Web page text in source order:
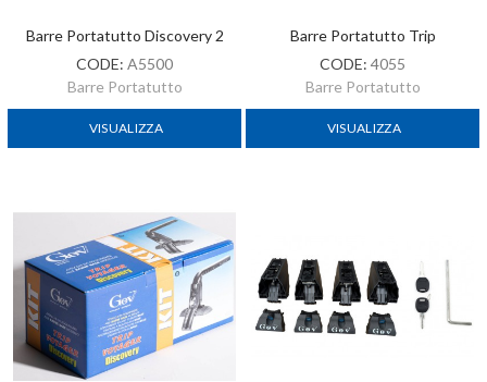
Barre Portatutto Discovery 2
CODE: A5500
Barre Portatutto
VISUALIZZA
Barre Portatutto Trip
CODE: 4055
Barre Portatutto
VISUALIZZA